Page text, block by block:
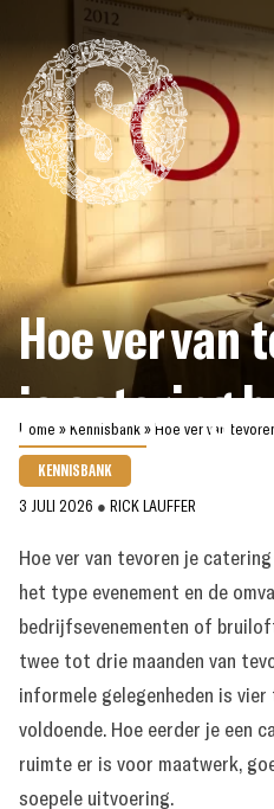
to
content
Home »Kennisbank»Hoe ver van
KENNISBANK
Hoe ver van
je catering
3 JULI 2026 ● RICK LAUFFER
Hoe ver van tevoren je
het type evenement en de
bedrijfsevenementen of
twee tot drie maanden van
informele gelegenheden is
voldoende. Hoe eerder je een
ruimte er is voor maatwerk,
soepele uitvoering.